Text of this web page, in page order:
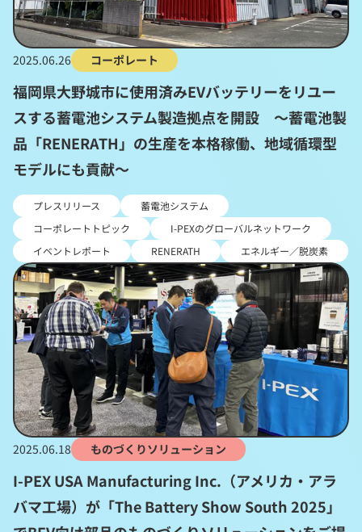
2025.06.26 コーポレート
福岡県大野城市に使用済みEVバッテリーをリユー
スする蓄電池システム製造拠点を開設 ～蓄電池製
品「RENERATH」の生産を本格稼働、地域循環型
モデルにも貢献～
プレスリリース
蓄電池システム
コーポレートトピック
I-PEXのグローバルネットワーク
イベントレポート
RENERATH エネルギー／脱炭素
2025.06.18 ものづくりソリューション
I-PEX USA Manufacturing Inc.（アメリカ・アラ
バマ工場）が「The Battery Show South 2025」